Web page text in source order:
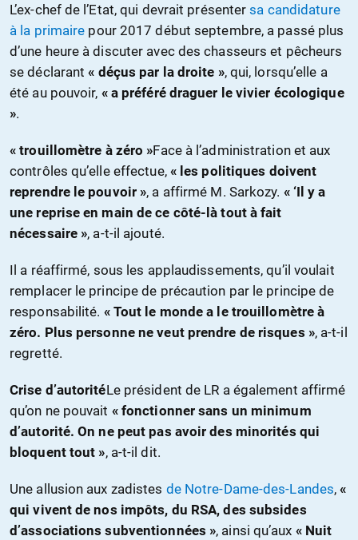
L’ex-chef de l’Etat, qui devrait présentersa candidature
à la primaire pour 2017 début septembre, a passé plus
d’une heure à discuter avec des chasseurs et pêcheurs
se déclarant« déçus par la droite », qui, lorsqu’elle a
été au pouvoir, « a préféré draguer le vivier écologique
».
« trouillomètre à zéro »Face à l’administration et aux
contrôles qu’elle effectue, « les politiques doivent
reprendre le pouvoir », a affirmé M. Sarkozy. « ‘Il y a
une reprise en main de ce côté-là tout à fait
nécessaire », a-t-il ajouté.
Il a réaffirmé, sous les applaudissements, qu’il voulait
remplacer le principe de précaution par le principe de
responsabilité. « Tout le monde a le trouillomètre à
zéro. Plus personne ne veut prendre de risques », a-t-il
regretté.
Crise d’autoritéLe président de LR a également affirmé
qu’on ne pouvait « fonctionner sans un minimum
d’autorité. On ne peut pas avoir des minorités qui
bloquent tout », a-t-il dit.
Une allusion aux zadistes de Notre-Dame-des-Landes,«
qui vivent de nos impôts, du RSA, des subsides
d’associations subventionnées », ainsi qu’aux « Nuit